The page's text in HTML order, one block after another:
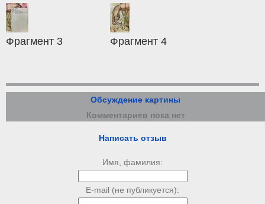
Фрагмент 3 Фрагмент 4
Обсуждение картины
Комментариев пока нет
Написать отзыв
Имя, фамилия:
E-mail (не публикуется):